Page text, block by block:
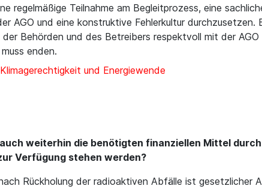
regelmäßige Teilnahme am Begleitprozess, eine
AGO und eine konstruktive Fehlerkultur
Behörden und des Betreibers respektvoll mit der
enden.
Klimagerechtigkeit und Energiewende
weiterhin die benötigten finanziellen Mittel
Verfügung stehen werden?
Rückholung der radioaktiven Abfälle ist